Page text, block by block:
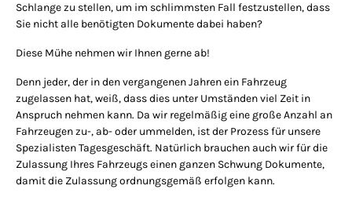
Schlange zu stellen, um im schlimmsten Fall festzustellen, dass
Sie nicht alle benötigten Dokumente dabei haben?
Diese Mühe nehmen wir Ihnen gerne ab!
Denn jeder, der in den vergangenen Jahren ein Fahrzeug
zugelassen hat, weiß, dass dies unter Umständen viel Zeit in
Anspruch nehmen kann. Da wir regelmäßig eine große Anzahl an
Fahrzeugen zu-, ab- oder ummelden, ist der Prozess für unsere
Spezialisten Tagesgeschäft. Natürlich brauchen auch wir für die
Zulassung Ihres Fahrzeugs einen ganzen Schwung Dokumente,
damit die Zulassung ordnungsgemäß erfolgen kann.